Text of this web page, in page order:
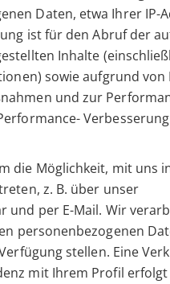
Daten, etwa Ihrer IP-
ist für den Abruf der
Inhalte
sowie aufgrund von
und zur
Verbesserung
die Möglichkeit, mit uns
z. B. über unser
und per E-Mail. Wir
personenbezogenen
stellen. Eine
mit Ihrem Profil